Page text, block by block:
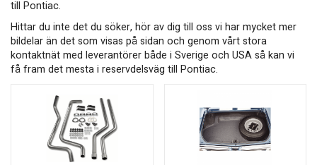
till Pontiac.
Hittar du inte det du söker, hör av dig till oss vi har mycket mer
bildelar än det som visas på sidan och genom vårt stora
kontaktnät med leverantörer både i Sverige och USA så kan vi
få fram det mesta i reservdelsväg till Pontiac.